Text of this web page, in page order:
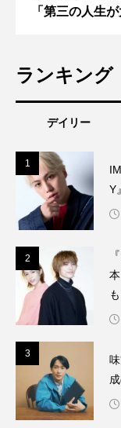
「第三の人生
ランキング
デイリー
1
Y
2
3